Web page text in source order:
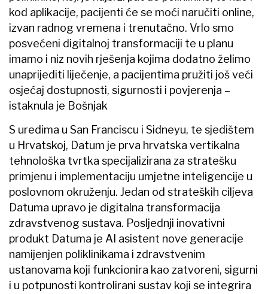
kod aplikacije, pacijenti će se moći naručiti online,
izvan radnog vremena i trenutačno. Vrlo smo
posvećeni digitalnoj transformaciji te u planu
imamo i niz novih rješenja kojima dodatno želimo
unaprijediti liječenje, a pacijentima pružiti još veći
osjećaj dostupnosti, sigurnosti i povjerenja –
istaknula je Bošnjak
S uredima u San Franciscu i Sidneyu, te sjedištem
u Hrvatskoj, Datum je prva hrvatska vertikalna
tehnološka tvrtka specijalizirana za stratešku
primjenu i implementaciju umjetne inteligencije u
poslovnom okruženju. Jedan od strateških ciljeva
Datuma upravo je digitalna transformacija
zdravstvenog sustava. Posljednji inovativni
produkt Datuma je AI asistent nove generacije
namijenjen poliklinikama i zdravstvenim
ustanovama koji funkcionira kao zatvoreni, sigurni
i u potpunosti kontrolirani sustav koji se integrira